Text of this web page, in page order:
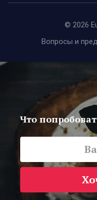
© 2026
Вопросы и
Что